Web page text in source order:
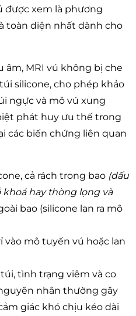
được xem là phương
toàn diện nhất dành cho
âm, MRI vú không bị che
silicone, cho phép khảo
ngực và mô vú xung
phát huy ưu thế trong
các biến chứng liên quan
cả rách trong bao (dấu
hay thòng lọng và
bao (silicone lan ra mô
vào mô tuyến vú hoặc lan
tình trạng viêm và co
nhân thường gây
giác khó chịu kéo dài